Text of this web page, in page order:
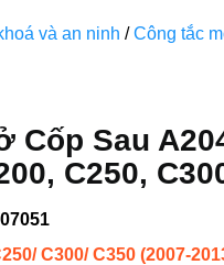
và an ninh /Công tắc
Cốp Sau
C250,
C300/ C350 (2007-